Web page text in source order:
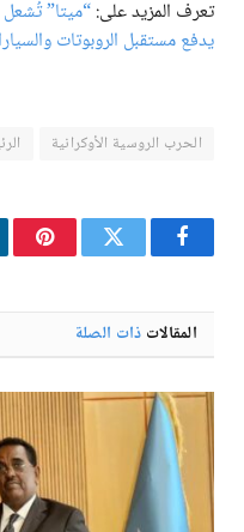
تعرف المزيد على:“ميتا”
يدفع مستقبل الروبوتات
الحرب الروسية الأوكرانية
فيسبوكتويتر
المقالات ذات الصلة